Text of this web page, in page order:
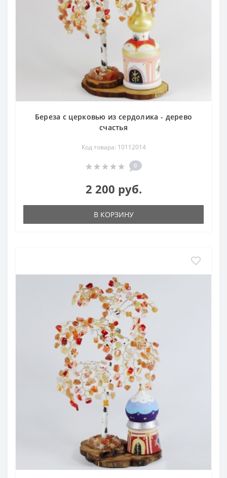
Береза с церковью из сердолика - дерево
счастья
Код товара: 10112014
0
2 200 руб.
В КОРЗИНУ